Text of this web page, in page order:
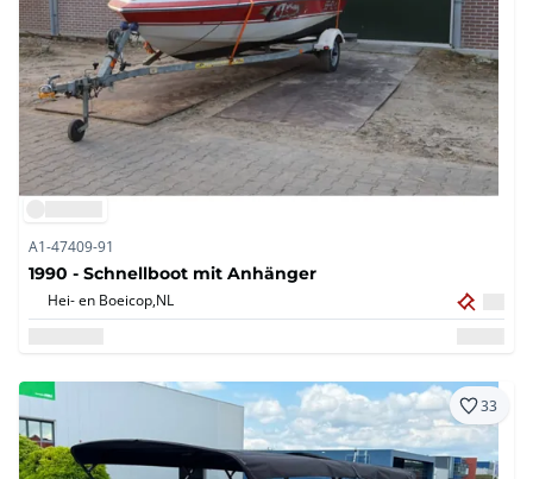
A1-47409-91
1990 - Schnellboot mit Anhänger
Hei- en Boeicop,NL
33